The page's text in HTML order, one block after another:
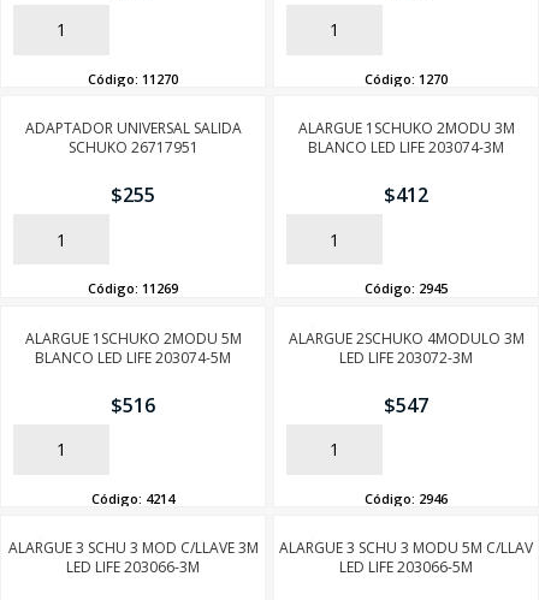
AÑADIR
Código: 11270
AÑADIR
Código: 1270
ADAPTADOR UNIVERSAL SALIDA
SCHUKO 26717951
$255
AÑADIR
Código: 11269
ALARGUE 1SCHUKO 2MODU 3M
BLANCO LED LIFE 203074-3M
$412
AÑADIR
Código: 2945
ALARGUE 1SCHUKO 2MODU 5M
BLANCO LED LIFE 203074-5M
$516
AÑADIR
Código: 4214
ALARGUE 2SCHUKO 4MODULO 3M
LED LIFE 203072-3M
$547
AÑADIR
Código: 2946
ALARGUE 3 SCHU 3 MOD C/LLAVE 3M
LED LIFE 203066-3M
ALARGUE 3 SCHU 3 MODU 5M C/LLAV
LED LIFE 203066-5M